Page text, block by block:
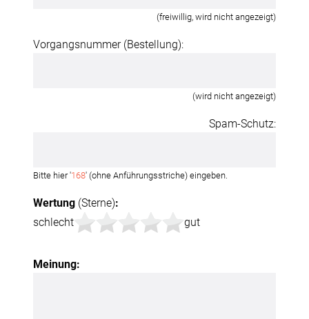
(freiwillig, wird nicht angezeigt)
Vorgangsnummer (Bestellung):
(wird nicht angezeigt)
Spam-Schutz:
Bitte hier '168' (ohne Anführungsstriche) eingeben.
Wertung (Sterne):
schlecht
gut
Meinung: